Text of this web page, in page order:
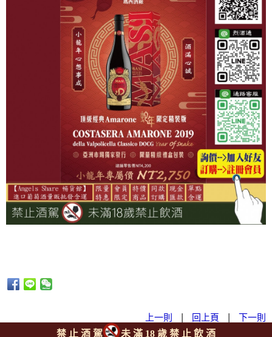
上一則 | 回上頁 | 下一則
禁 止 酒 駕 未 滿 18 歲 禁 止 飲 酒